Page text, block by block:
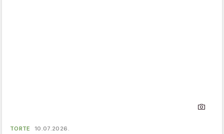
TORTE 10.07.2026.